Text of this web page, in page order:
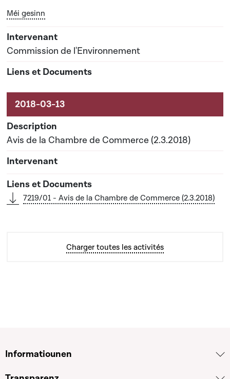
Date prévisionnelle du rapport de commission : 09-
05-2018
Bouton graphique servant à afficher ou cacher tous les
Méi gesinn
Commission de l'Environnement
Avis de la Chambre de Commerce (2.3.2018)
7219/01 - Avis de la Chambre de Commerce (2.3.2018)
Charger toutes les activités
Informatiounen